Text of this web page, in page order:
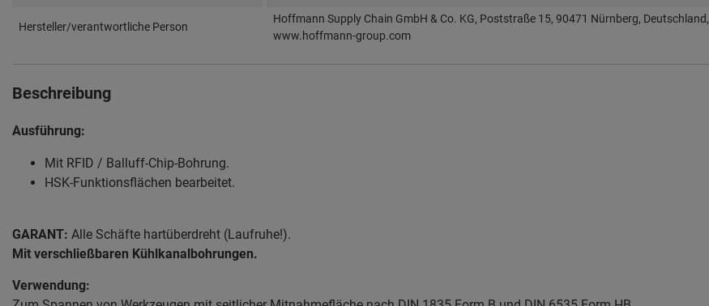
Hersteller/verantwortliche Person
Hoffmann Supply Chain GmbH & Co. KG, Poststraße 15, 90471 Nürnberg, Deutschland,
www.hoffmann-group.com
Beschreibung
Ausführung:
Mit RFID / Balluff-Chip-Bohrung.
HSK-Funktionsflächen bearbeitet.
GARANT: Alle Schäfte hartüberdreht (Laufruhe!).
Mit verschließbaren Kühlkanalbohrungen.
Verwendung: